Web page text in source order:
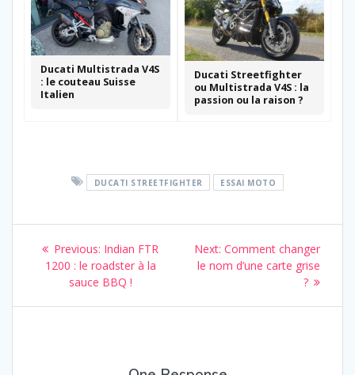
Ducati Multistrada V4S
: le couteau Suisse
Italien
Ducati Streetfighter
ou Multistrada V4S : la
passion ou la raison ?
DUCATI STREETFIGHTER ESSAI MOTO
Navigation
l’article
Previous: Previous
post:
Indian FTR
1200 : le roadster à la
sauce BBQ !
Next: Next
post:
Comment changer
le nom d’une carte grise
?